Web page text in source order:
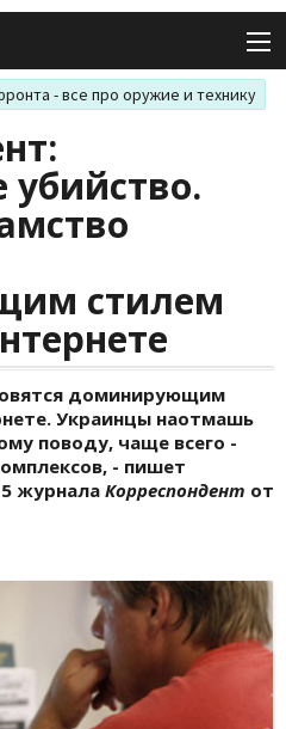
- все про оружие и технику
убийство.
стилем
доминирующим
Украинцы наотмашь
поводу, чаще всего -
- пишет
журнала Корреспондент от